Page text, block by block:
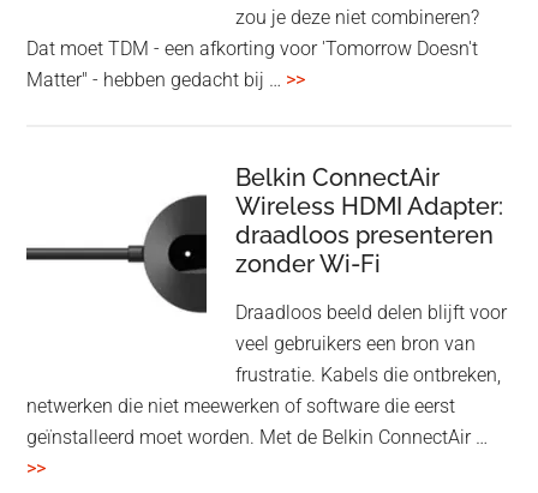
zou je deze niet combineren?
Dat moet TDM - een afkorting voor 'Tomorrow Doesn't
Matter" - hebben gedacht bij … >>overHoofdtelefoon
Speaker
in
een
twist
Belkin ConnectAir
Wireless HDMI Adapter:
draadloos presenteren
zonder Wi-Fi
Draadloos beeld delen blijft voor
veel gebruikers een bron van
frustratie. Kabels die ontbreken,
netwerken die niet meewerken of software die eerst
geïnstalleerd moet worden. Met de Belkin ConnectAir …
>>overBelkin